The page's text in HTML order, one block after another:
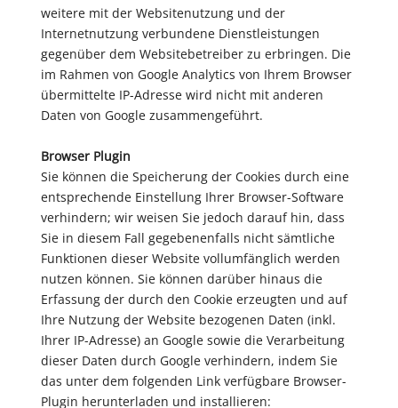
weitere mit der Websitenutzung und der
Internetnutzung verbundene Dienstleistungen
gegenüber dem Websitebetreiber zu erbringen. Die
im Rahmen von Google Analytics von Ihrem Browser
übermittelte IP-Adresse wird nicht mit anderen
Daten von Google zusammengeführt.
Browser Plugin
Sie können die Speicherung der Cookies durch eine
entsprechende Einstellung Ihrer Browser-Software
verhindern; wir weisen Sie jedoch darauf hin, dass
Sie in diesem Fall gegebenenfalls nicht sämtliche
Funktionen dieser Website vollumfänglich werden
nutzen können. Sie können darüber hinaus die
Erfassung der durch den Cookie erzeugten und auf
Ihre Nutzung der Website bezogenen Daten (inkl.
Ihrer IP-Adresse) an Google sowie die Verarbeitung
dieser Daten durch Google verhindern, indem Sie
das unter dem folgenden Link verfügbare Browser-
Plugin herunterladen und installieren: